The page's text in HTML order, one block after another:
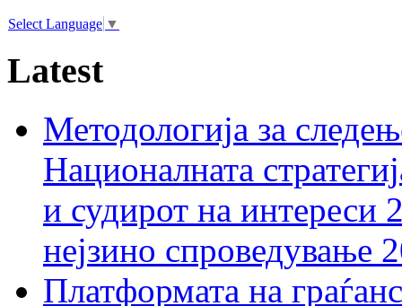
Select Language ▼
Latest
Методологија за
Националната
и судирот на интереси
нејзино спроведување
Платформата на